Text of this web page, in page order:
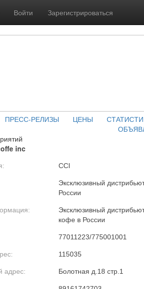
Войти Зарегистрироваться
ПРЕСС-РЕЛИЗЫ ЦЕНЫ
inc
CCI
Эксклюзивный
России
Эксклюзивный
кофе в России
77011223/775001001
115035
адрес: Болотная д.18 стр.1